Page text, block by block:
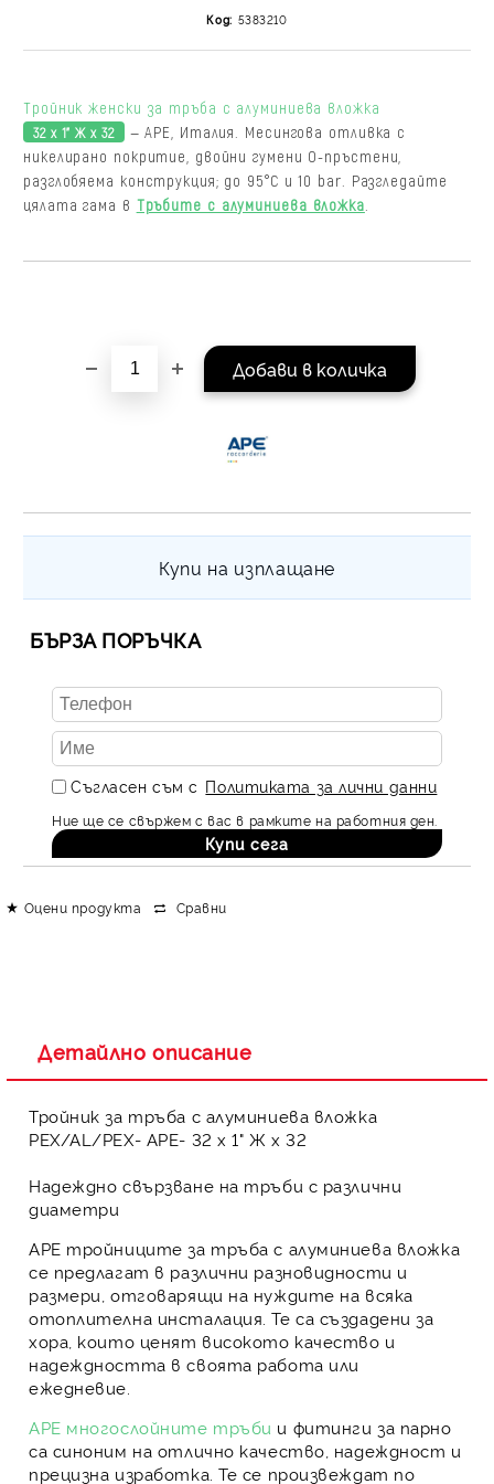
Код: 5383210
Тройник женски за тръба с алуминиева вложка
32 х 1" Ж х 32 — APE, Италия. Месингова отливка с
никелирано покритие, двойни гумени О-пръстени,
разглобяема конструкция; до 95°C и 10 bar. Разгледайте
цялата гама в Тръбите с алуминиева вложка
Купи на изплащане
на поръчката се
БЪРЗА ПОРЪЧКА
Съгласен съм с Политиката за лични данни
Ние ще се свържем с вас в рамките на работния ден.
Оцени продукта Сравни
Детайлно описание
Тройник за тръба с алуминиева вложка
PЕX/AL/PЕX- APE- 32 х 1" Ж х 32
Надеждно свързване на тръби с различни
диаметри
APE тройниците за тръба с алуминиева вложка
се предлагат в различни разновидности и
размери, отговарящи на нуждите на всяка
отоплителна инсталация. Те са създадени за
хора, които ценят високото качество и
надеждността в своята работа или
ежедневие.
APE многослойните тръби и фитинги за парно
са синоним на отлично качество, надеждност и
прецизна изработка. Те се произвеждат по